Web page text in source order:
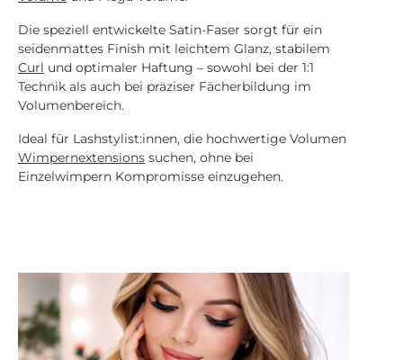
mm 0,10 mm Biegungen B C D DD Längen 7 mm bis
14 mm Streifenbreite 1,5 mm Für professionelle
Volumen Stylings mit maximaler Gestaltungsfreiheit.
Die speziell entwickelte Satin-Faser sorgt für ein
seidenmattes Finish mit leichtem Glanz, stabilem
Curl und optimaler Haftung – sowohl bei der 1:1
Technik als auch bei präziser Fächerbildung im
Volumenbereich.
Ideal für Lashstylist:innen, die hochwertige Volumen
Wimpernextensions suchen, ohne bei
Einzelwimpern Kompromisse einzugehen.